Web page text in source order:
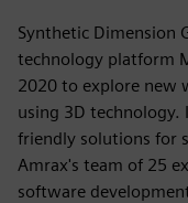
Synthetic Dimension
technology platform
2020 to explore new
using 3D
friendly solutions for
Amrax's team of 25
software